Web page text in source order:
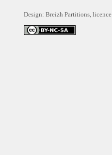
Design: Breizh Partitions, licence